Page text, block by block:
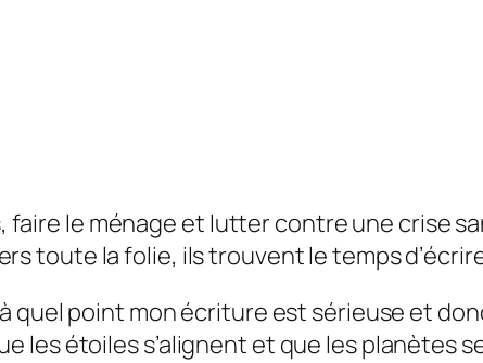
faire le ménage et lutter contre une crise
toute la folie, ils trouvent le temps
à quel point mon écriture est sérieuse et
les étoiles s’alignent et que les planètes